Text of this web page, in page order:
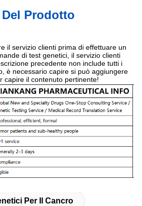
Prodotto
il servizio clienti prima di effettuare un
di test genetici, il servizio clienti
precedente non include tutti i
è necessario capire si può aggiungere
capire il contenuto pertinente!
Per Il Cancro